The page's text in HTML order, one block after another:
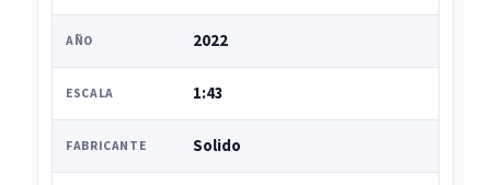
AÑO 2022
ESCALA 1:43
FABRICANTE Solido